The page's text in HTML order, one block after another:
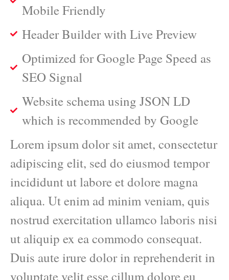
Mobile Friendly
Header Builder with Live Preview
Optimized for Google Page Speed as
SEO Signal
Website schema using JSON LD
which is recommended by Google
Lorem ipsum dolor sit amet, consectetur
adipiscing elit, sed do eiusmod tempor
incididunt ut labore et dolore magna
aliqua. Ut enim ad minim veniam, quis
nostrud exercitation ullamco laboris nisi
ut aliquip ex ea commodo consequat.
Duis aute irure dolor in reprehenderit in
voluptate velit esse cillum dolore eu